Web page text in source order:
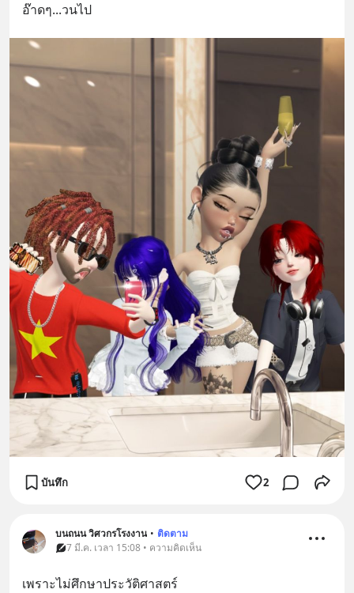
อ๊าดๆ...วนไป
บันทึก 2
บนถนน วิศวกรโรงงาน • ติดตาม
7 มี.ค. เวลา 15:08 • ความคิดเห็น
เพราะไม่ศึกษาประวัติศาสตร์